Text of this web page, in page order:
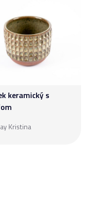
keramický s
Kristina